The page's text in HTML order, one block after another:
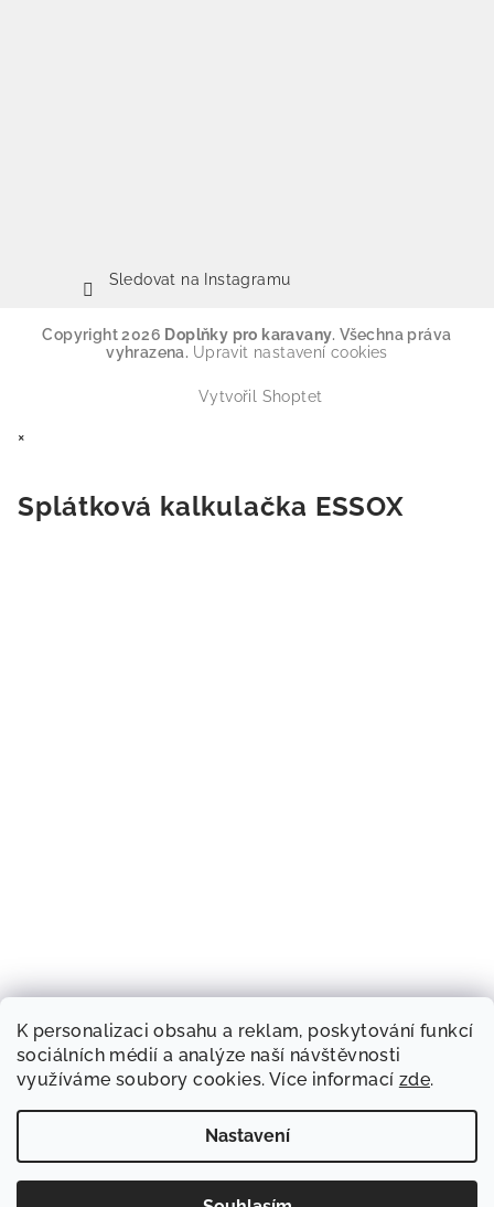
K personalizaci obsahu a reklam, poskytování funkcí
sociálních médií a analýze naší návštěvnosti
využíváme soubory cookies. Více informací zde.
Nastavení
Sledovat na Instagramu
Copyright 2026 Doplňky pro karavany. Všechna práva
vyhrazena. Upravit nastavení cookies
Vytvořil Shoptet
×
Splátková kalkulačka ESSOX